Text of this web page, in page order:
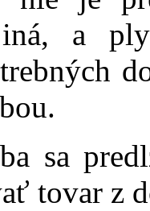
a
sa
tovar z